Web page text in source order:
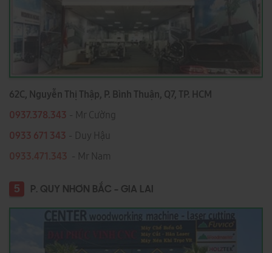
62C, Nguyễn Thị Thập, P. Bình Thuận, Q7, TP. HCM
0937.378.343 - Mr Cường
0933 671 343 - Duy Hậu
0933.471.343 - Mr Nam
5 P. QUY NHƠN BẮC - GIA LAI